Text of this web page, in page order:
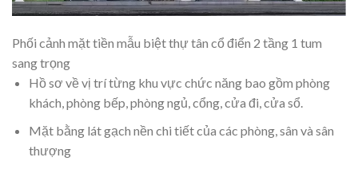
Phối cảnh mặt tiền mẫu biệt thự tân cổ điển 2 tầng 1 tum
sang trọng
Hồ sơ về vị trí từng khu vực chức năng bao gồm phòng
khách, phòng bếp, phòng ngủ, cổng, cửa đi, cửa sổ.
Mặt bằng lát gạch nền chi tiết của các phòng, sân và sân
thượng